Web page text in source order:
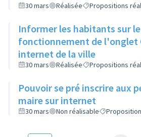
30 mars Réalisée Propositions
Informer les habitants sur le
fonctionnement de l'onglet
internet de la ville
30 mars Réalisée Propositions
Pouvoir se pré inscrire aux
maire sur internet
30 mars Non réalisable